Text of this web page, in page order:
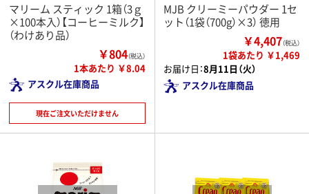
マリーム スティック 1箱（3ｇ
×100本入）【コーヒーミルク】
（わけあり品）
￥804（税込）
1本あたり ￥8.04
アスクル在庫商品
現在ご注文いただけません
MJB クリーミーパウダー 1セ
ット（1袋（700g）×3） 徳用
￥4,407（税込）
1袋あたり ￥1,469
お届け日：8月11日（火）
アスクル在庫商品